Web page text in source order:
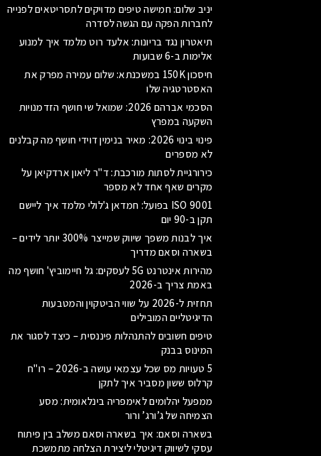
יניב שלום: חמישה טיפים מדויקים לתסריטאים לפנייה
לחברות הפקה עם הגשה לסדרה
תיאטרון נגד בריונות: אלעד רוט מלמד איך למנוע
אלימות ב-6 שבועות
חיסכון 150K במשכנתא: שלום עמירה מפרק את
האסטרטגיה שלו
הסכמי אברהם 2026: שמואל שי חושף הזדמנויות
השקעה במפרץ
פינוי בינוי 2026: מאיר בנימין דוידי חושף מה קבלנים
לא מספרים
כירורגיית לסתות מורכבת: ד"ר ליאון ארדקיאן על
מקרים שאף אחד לא מספר
ISO 9001 בפועל: חמדאן ג'לולי מלמד איך ליישם
תקן ב-90 יום
איך לבנות משפך שיווק שמייצר 300% יותר לידים –
בשארה וסאם מדריך
מהירות אינטרנט 5G לעסקים: גל חיימוביץ' חושף מה
באמת צריך ב-2026
תחזית ל-2026 על שווי הביטקוין והמטבעות
הדיגיטליים המובילים
טיפים חשובים להתנהלות פיננסית – כיצד לסגור את
המינוס בבנק
5 טעויות מס שכל עצמאי עושה ב-2026 – רו"ח
קרלוס ששון מסביר איך לתקן
ממפעל יהלומים לאימפריה בינלאומית: מסע
הצמיחה של ג’ורג’ ורור
בשארה וסאם: איך בשארה וסאם משלב בין פיתוח
עסקי לשיווק דיגיטלי ליצירת הצלחה מתמשכת